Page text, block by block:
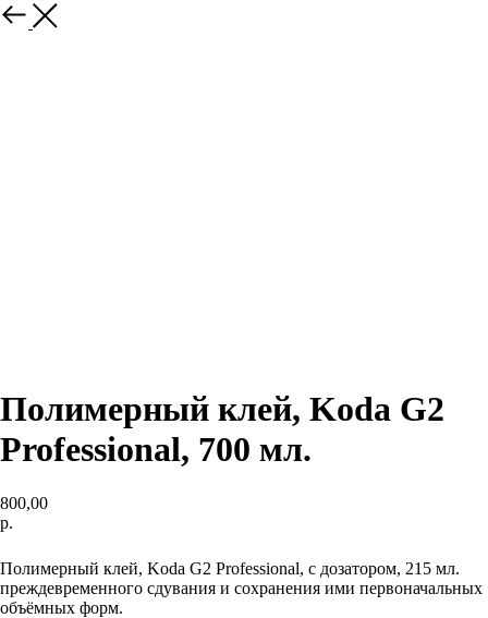
Полимерный клей, Koda G2
Professional, 700 мл.
800,00
р.
Полимерный клей, Koda G2 Professional, с дозатором, 215 мл.
преждевременного сдувания и сохранения ими первоначальных
объёмных форм.